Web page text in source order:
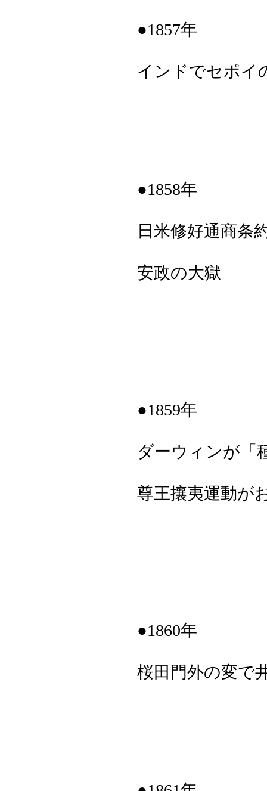
●1857年
インドでセポイ
●1858年
日米修好通商条
安政の大獄
●1859年
ダーウィンが「
尊王攘夷運動が
●1860年
桜田門外の変で